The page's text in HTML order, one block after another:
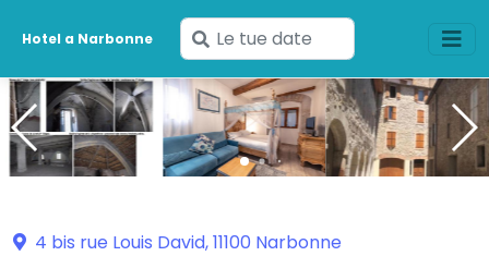
Hotel a Narbonne
Inserisci
le
tue
date
4 bis rue Louis David, 11100 Narbonne